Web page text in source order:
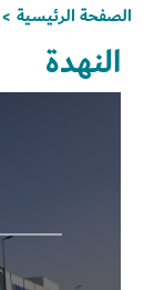
الصفحة الرئيسية >
النهدة